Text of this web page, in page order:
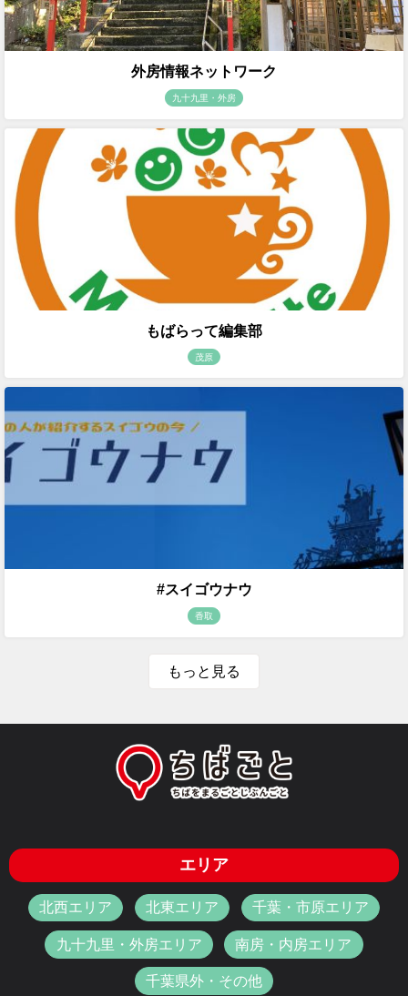
外房情報ネットワーク
九十九里・外房
もばらって編集部
茂原
#スイゴウナウ
香取
もっと見る
エリア
北西エリア 北東エリア 千葉・市原エリア
九十九里・外房エリア 南房・内房エリア
千葉県外・その他